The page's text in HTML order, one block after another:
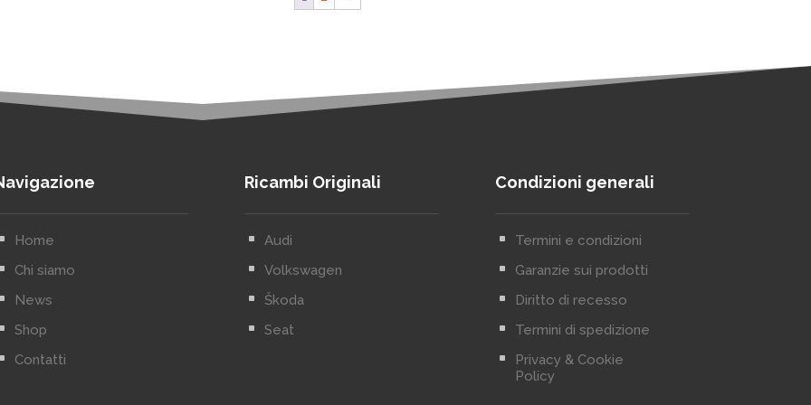
Home
Chi siamo
News
Shop
Contatti
Ricambi Originali
^ Audi
^ Volkswagen
^ Škoda
^ Seat
Condizioni generali
^ Termini e condizioni
^ Garanzie sui prodotti
^ Diritto di recesso
^ Termini di spedizione
^
Privacy & Cookie
Policy